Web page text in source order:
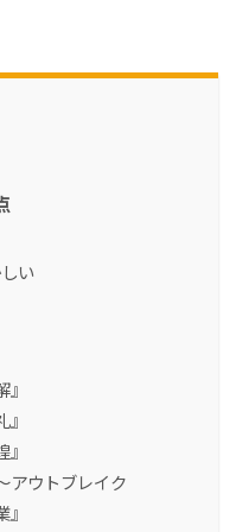
い
アウトブレイク